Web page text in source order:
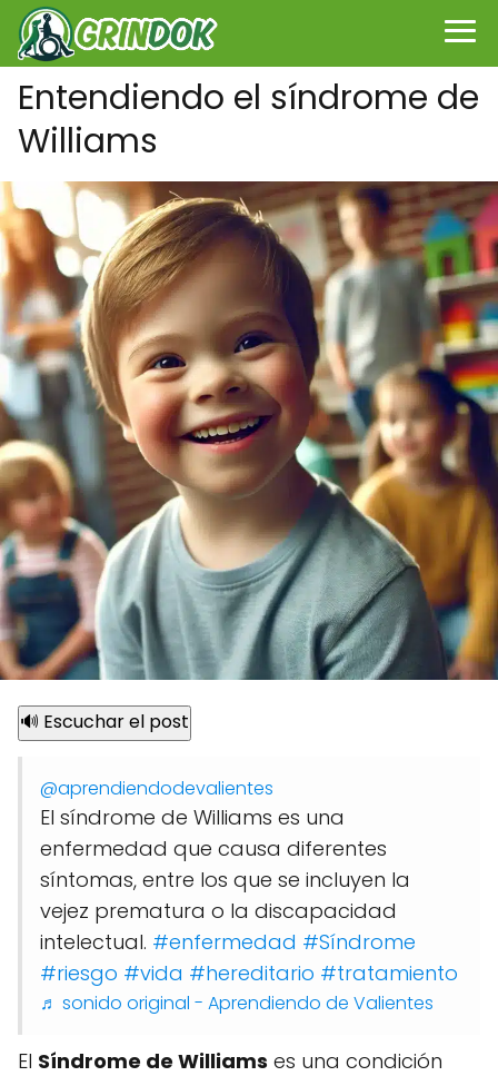
Entendiendo el síndrome de
Williams
🔊 Escuchar el post
@aprendiendodevalientes
El síndrome de Williams es una
enfermedad que causa diferentes
síntomas, entre los que se incluyen la
vejez prematura o la discapacidad
intelectual. #enfermedad #Síndrome
#riesgo #vida #hereditario #tratamiento
♬ sonido original - Aprendiendo de Valientes
El Síndrome de Williams es una condición